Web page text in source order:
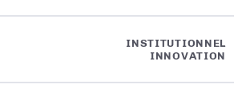
INSTITUTIONNEL
INNOVATION